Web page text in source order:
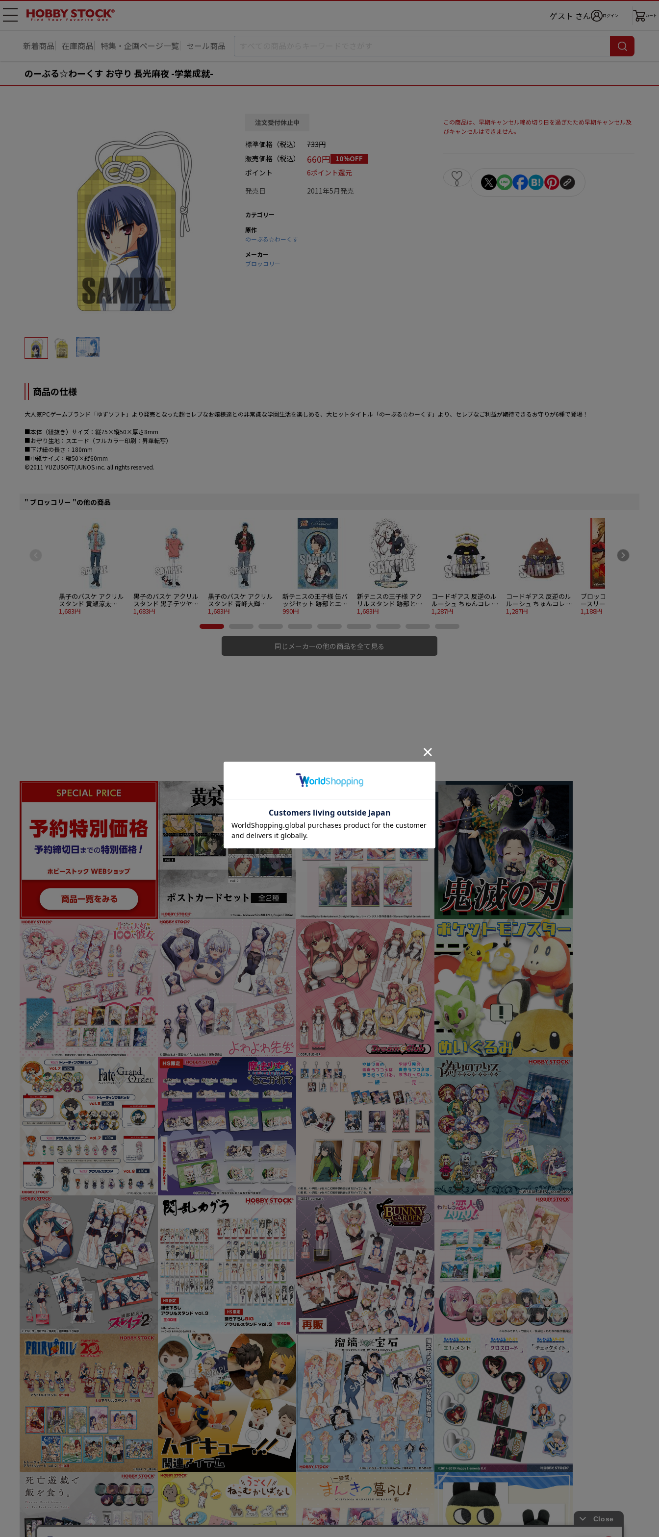
メニ
ゲスト さん ログイン カート
新着商品 在庫商品 特集・企画ページ一覧 セール商品
のーぶる☆わーくす お守り 長光麻夜 -学業成就-
注文受付休止中
標準価格（税込）
733円
販売価格（税込）
660円 10%OFF
ポイント
6ポイント還元
発売日
2011年5月発売
カテゴリー
原作
のーぶる☆わーくす
メーカー
ブロッコリー
この商品は、早期キャンセル締め切り日を過ぎたため早期キャンセル及
びキャンセルはできません。
0
商品の仕様
大人気PCゲームブランド「ゆずソフト」より発売となった超セレブなお嬢様達との非常識な学園生活を楽しめる、大ヒットタイトル「のーぶる☆わーくす」より、セレブなご利益が期待できるお守りが6種で登場！
■本体（紐抜き）サイズ：縦75×縦50×厚さ8mm
■お守り生地：スエード（フルカラー印刷：昇華転写）
■下げ紐の長さ：180mm
■中紙サイズ：縦50×縦60mm
©2011 YUZUSOFT/JUNOS inc. all rights reserved.
" ブロッコリー "の他の商品
黒子のバスケ アクリル
スタンド 黄瀬涼太
Strawberry Ver.
1,683円
黒子のバスケ アクリル
スタンド 黒子テツヤ
Strawberry Ver.
1,683円
黒子のバスケ アクリル
スタンド 青峰大輝
Strawberry Ver.
1,683円
新テニスの王子様 缶バ
ッジセット 跡部とエリ
ザベートVer.
990円
新テニスの王子様 アク
リルスタンド 跡部とエ
リザベートVer.
1,683円
コードギアス 反逆のル
ルーシュ ちゅんコレ ル
ルーシュ（皇帝）
1,287円
コードギアス 反逆のル
ルーシュ ちゅんコレ ス
ザク（ナイト オブ ゼ
1,287円
ブロッコリーキャラクタ
ースリーブ プラチナグ
レード ヱヴァンゲリヲ
1,188円
同じメーカーの他の商品を全て見る